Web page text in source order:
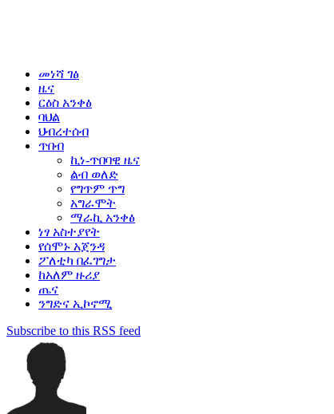
መነሻ ገፅ
ዜና
ርዕስ አንቀፅ
ባህል
ህብረተሰብ
ጥበብ
ኪነ-ጥበባዊ ዜና
ልብ ወለድ
የግጥም ጥግ
አግራሞት
ማራኪ አንቀፅ
ነፃ አስተያየት
የሰሞኑ አጀንዳ
ፖለቲካ በፈገግታ
ከአለም ዙሪያ
ጤና
ንግድና ኢኮኖሚ
Subscribe to this RSS feed